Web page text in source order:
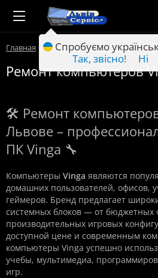
Главная Ремонт техники Львов
Ремонт компьютеров
🛠️ Ремонт
Львове –
ПК Vinga 🔧
Компьютеры Vinga являются
домашних пользователей, офисов,
геймеров. Бренд предлагает
системных блоков — от
производительных игровых
доступной цене и современным
компьютеры Vinga успешно
учебы, мультимедиа,
игр.
Спробуємо
Так, звісно!
Ні